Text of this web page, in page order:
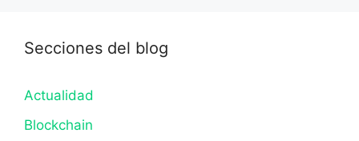
Secciones del blog
Actualidad
Blockchain